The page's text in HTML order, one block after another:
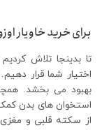
برای خرید خاویار
تا بدینجا تلاش
اختیار شما قرار
بهبود می بخشد.
استخوان های بدن
از سکته قلبی و مغزی